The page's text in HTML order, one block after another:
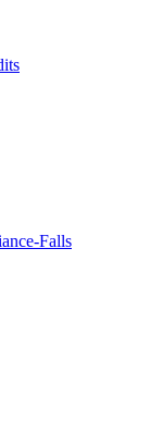
Falls